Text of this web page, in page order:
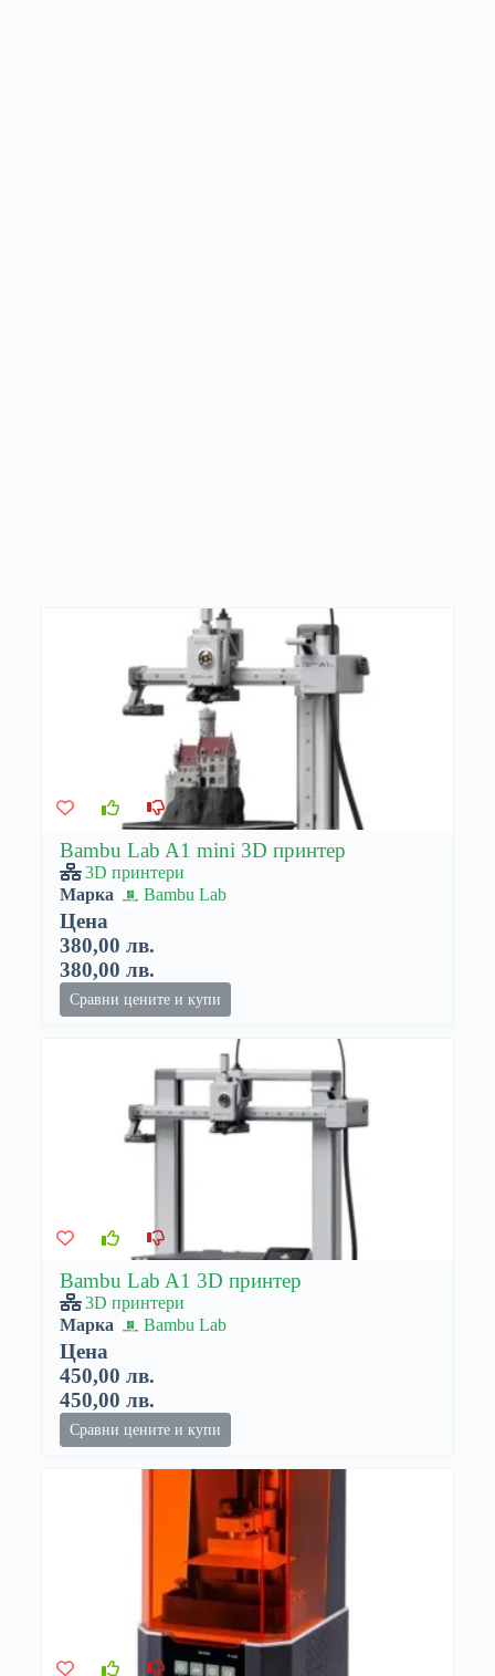
Bambu Lab A1 mini 3D принтер
3D принтери
Марка
Bambu Lab
Цена
380,00 лв.
380,00 лв.
Сравни цените и купи
Bambu Lab A1 3D принтер
3D принтери
Марка
Bambu Lab
Цена
450,00 лв.
450,00 лв.
Сравни цените и купи